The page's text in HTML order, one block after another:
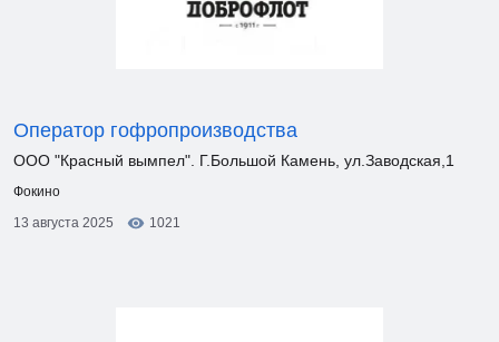
Оператор гофропроизводства
ООО "Красный вымпел". Г.Большой Камень, ул.Заводская,1
Фокино
13 августа 2025
1021